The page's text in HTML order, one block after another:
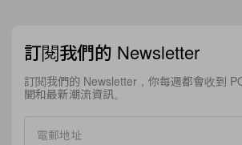
訂閱我們的 Newsletter
訂閱我們的 Newsletter，你每週都會收到
聞和最新潮流資訊。